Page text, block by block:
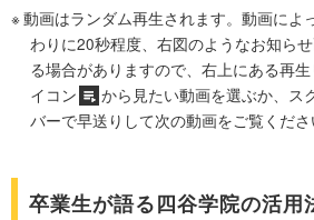
動画はランダム再生されます。動画によ
わりに20秒程度、右図のようなお知ら
る場合がありますので、右上にある再
イコン
から見たい動画を選ぶか、ス
バーで早送りして次の動画をご覧くださ
卒業生が語る四谷学院の活用